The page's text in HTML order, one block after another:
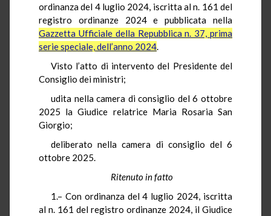
ordinanza del 4 luglio 2024, iscritta al n. 161 del
registro ordinanze 2024 e pubblicata nella
Gazzetta Ufficiale della Repubblica n. 37, prima
serie speciale, dell’anno 2024.
Visto l’atto di intervento del Presidente del
Consiglio dei ministri;
udita nella camera di consiglio del 6 ottobre
2025 la Giudice relatrice Maria Rosaria San
Giorgio;
deliberato nella camera di consiglio del 6
ottobre 2025.
Ritenuto in fatto
1.– Con ordinanza del 4 luglio 2024, iscritta
al n. 161 del registro ordinanze 2024, il Giudice